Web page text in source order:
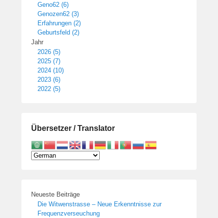
Geno62 (6)
Genozen62 (3)
Erfahrungen (2)
Geburtsfeld (2)
Jahr
2026 (5)
2025 (7)
2024 (10)
2023 (6)
2022 (5)
Übersetzer / Translator
Neueste Beiträge
Die Witwenstrasse – Neue Erkenntnisse zur
Frequenzverseuchung